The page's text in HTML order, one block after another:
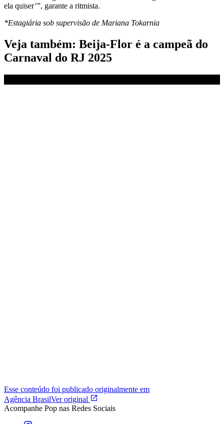
ela quiser’”, garante a ritmista.
*Estagiária sob supervisão de Mariana Tokarnia
Veja também: Beija-Flor é a campeã do
Carnaval do RJ 2025
Esse conteúdo foi publicado originalmente em
Agência BrasilVer original
Acompanhe Pop nas Redes Sociais